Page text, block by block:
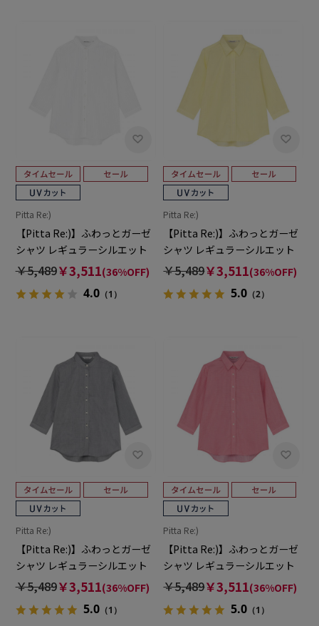
Pitta Re:)
【Pitta Re:)】ふわっとガーゼ
シャツ レギュラーシルエット
七分袖 綿100% レディース カ
ジュアルシャツ
￥5,489￥3,511(36%OFF)
4.0（1）
Pitta Re:)
【Pitta Re:)】ふわっとガーゼ
シャツ レギュラーシルエット
七分袖 綿100% レディース カ
ジュアルシャツ
￥5,489￥3,511(36%OFF)
5.0 （2）
Pitta Re:)
【Pitta Re:)】ふわっとガーゼ
シャツ レギュラーシルエット
七分袖 綿100% レディース カ
ジュアルシャツ
￥5,489￥3,511(36%OFF)
5.0（1）
Pitta Re:)
【Pitta Re:)】ふわっとガーゼ
シャツ レギュラーシルエット
七分袖 綿100% レディース カ
ジュアルシャツ
￥5,489￥3,511(36%OFF)
5.0 （1）